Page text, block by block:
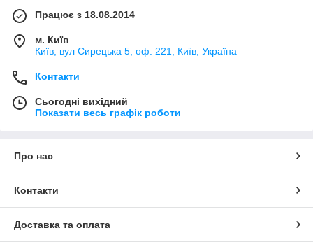
Працює з 18.08.2014
м. Київ
Київ, вул Сирецька 5, оф. 221, Київ, Україна
Контакти
Сьогодні вихідний
Показати весь графік роботи
Про нас
Контакти
Доставка та оплата